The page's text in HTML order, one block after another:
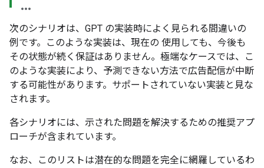
次のシナリオは、GPT の実装時によく見られる間違いの
例です。このような実装は、現在の 使用しても、今後も
その状態が続く保証はありません。極端なケースでは、こ
のような実装により、予測できない方法で広告配信が中断
する可能性があります。サポートされていない実装と見な
されます。
各シナリオには、示された問題を解決するための推奨アプ
ローチが含まれています。
なお、このリストは潜在的な問題を完全に網羅しているわ